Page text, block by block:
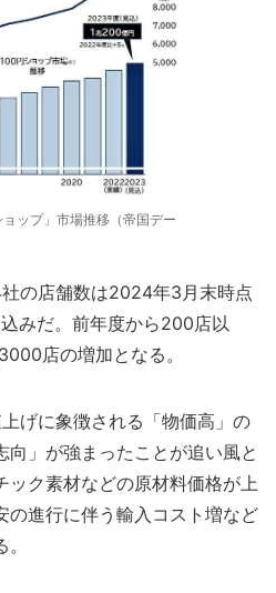
ョップ」市場推移（帝国デー
の店舗数は2024年3月末時点
みだ。前年度から200店以
店の増加となる。
げに象徴される「物価高」の
」が強まったことが追い風と
ック素材などの原材料価格が上
の進行に伴う輸入コスト増など